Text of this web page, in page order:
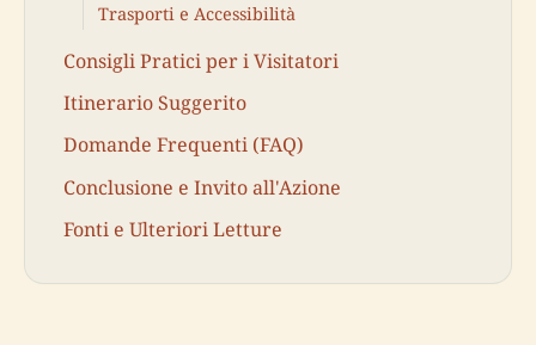
Trasporti e Accessibilità
Consigli Pratici per i Visitatori
Itinerario Suggerito
Domande Frequenti (FAQ)
Conclusione e Invito all'Azione
Fonti e Ulteriori Letture